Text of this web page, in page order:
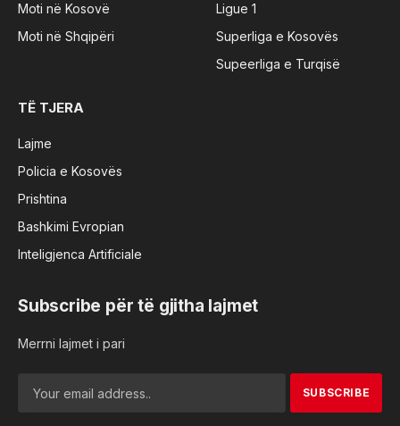
Moti në Kosovë
Moti në Shqipëri
Ligue 1
Superliga e Kosovës
Supeerliga e Turqisë
TË TJERA
Lajme
Policia e Kosovës
Prishtina
Bashkimi Evropian
Inteligjenca Artificiale
Subscribe për të gjitha lajmet
Merrni lajmet i pari